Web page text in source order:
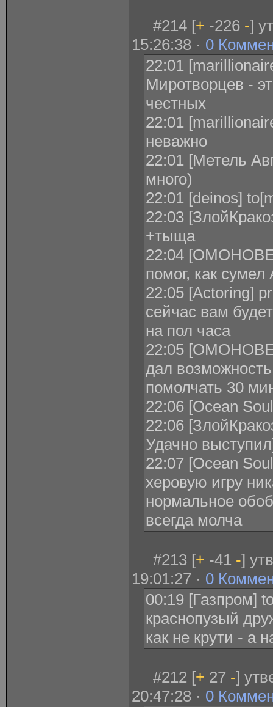
#214 [+ -226 -]
15:26:38 · 0
22:01
Миротворцев -
честных
22:01
неважно
22:01 [Метель
много)
22:01 [deinos]
22:03
+тыща
22:04
помог, как сумел
22:05 [Actoring]
сейчас вам
на пол часа
22:05
дал
помолчать 30
22:06 [Ocean
22:06
Удачно
22:07 [Ocean
херовую игру
нормальное
всегда молча
#213 [+ -41 -]
19:01:27 · 0
00:19 [Газпром]
краснопузый
как не крути - а
#212 [+ 27 -]
20:47:28 · 0